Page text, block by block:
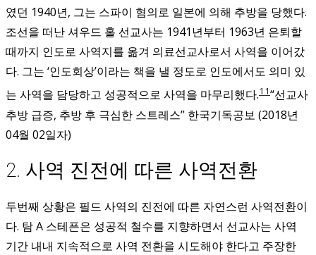
였던 1940년, 그는 스파이 혐의로 일본에 의해 추방을 당했다.
조선을 떠난 셔우드 홀 선교사는 1941년부터 1963년 은퇴할
때까지 인도로 사역지를 옮겨 의료선교사로서 사역을 이어갔
다. 그는 ‘인도회상’이라는 책을 낼 정도로 인도에서도 의미 있
는 사역을 담당하고 성공적으로 사역을 마무리했다.11“선교사
추방 급증, 추방 후 극심한 스트레스” 한국기독공보 (2018년
04월 02일자)
2. 사역 진전에 따른 사역전환
두번째 상황은 필드 사역의 진전에 따른 자연스런 사역전환이
다. 탐 A 스테픈은 성공적 철수를 지향하면서 선교사는 사역
기간 내내 지속적으로 사역 전환을 시도해야 한다고 주장한